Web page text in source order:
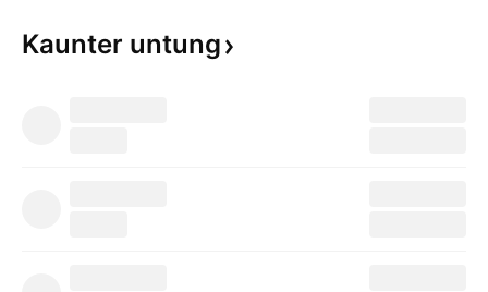
Kaunter untung